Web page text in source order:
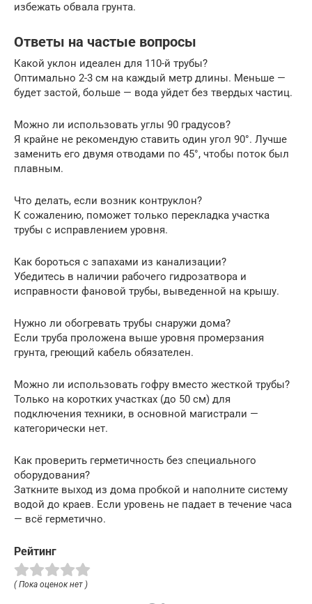
избежать обвала грунта.
Ответы на частые вопросы
Какой уклон идеален для 110-й трубы?
Оптимально 2-3 см на каждый метр длины. Меньше —
будет застой, больше — вода уйдет без твердых частиц.
Можно ли использовать углы 90 градусов?
Я крайне не рекомендую ставить один угол 90°. Лучше
заменить его двумя отводами по 45°, чтобы поток был
плавным.
Что делать, если возник контруклон?
К сожалению, поможет только перекладка участка
трубы с исправлением уровня.
Как бороться с запахами из канализации?
Убедитесь в наличии рабочего гидрозатвора и
исправности фановой трубы, выведенной на крышу.
Нужно ли обогревать трубы снаружи дома?
Если труба проложена выше уровня промерзания
грунта, греющий кабель обязателен.
Можно ли использовать гофру вместо жесткой трубы?
Только на коротких участках (до 50 см) для
подключения техники, в основной магистрали —
категорически нет.
Как проверить герметичность без специального
оборудования?
Заткните выход из дома пробкой и наполните систему
водой до краев. Если уровень не падает в течение часа
— всё герметично.
Рейтинг
( Пока оценок нет )